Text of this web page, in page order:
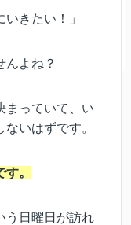
きたい！」
んよね？
まっていて、い
いはずです。
。
う日曜日が訪れ